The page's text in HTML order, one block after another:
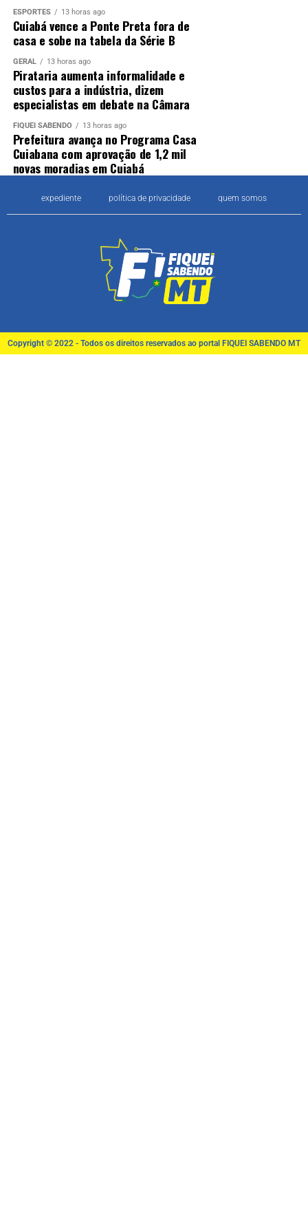
ESPORTES 13 horas ago
Cuiabá vence a Ponte Preta fora de
casa e sobe na tabela da Série B
GERAL 13 horas ago
Pirataria aumenta informalidade e
custos para a indústria, dizem
especialistas em debate na Câmara
FIQUEI SABENDO 13 horas ago
Prefeitura avança no Programa Casa
Cuiabana com aprovação de 1,2 mil
novas moradias em Cuiabá
expediente política de privacidade quem somos
Copyright © 2022 - Todos os direitos reservados ao portal FIQUEI SABENDO MT